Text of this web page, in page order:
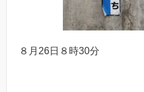
８月26日８時30分